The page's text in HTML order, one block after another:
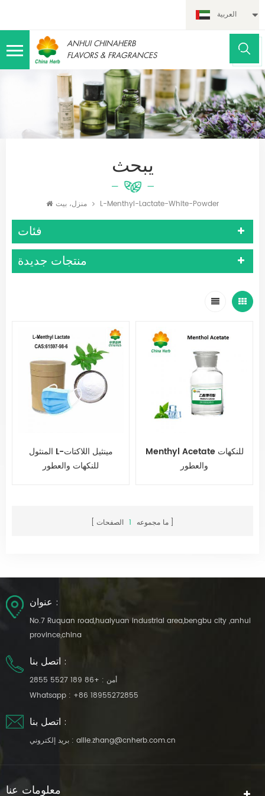
العربية
ANHUI CHINAHERB
FLAVORS & FRAGRANCES
يبحث
منزل، بيت L-Menthyl-Lactate-White-Powder
فئات
منتجات جديدة
المنثول L-مينثيل اللاكتات
للنكهات والعطور
Menthyl Acetate للنكهات
والعطور
ما مجموعه 1 الصفحات
عنوان :
No.7 Ruquan road,huaiyuan industrial area,bengbu city ,anhui
province,china
اتصل بنا :
أمن : +86 189 5527 2855
Whatsapp : +86 18955272855
اتصل بنا :
بريد إلكتروني : allie.zhang@cnherb.com.cn
معلومات عنا